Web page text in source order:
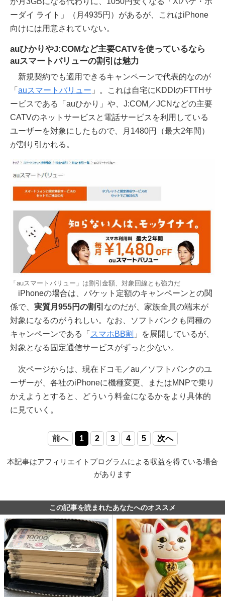
ーダイ ライト」（月4935円）があるが、これはiPhone
向けには用意されていない。
auひかりやJ:COMなど主要CATVを使っているなら
auスマートバリューの割引は魅力
新規契約でも適用できるキャンペーンで代表的なのが
「 auスマートバリュー 」。これは自宅にKDDIのFTTHサ
ービスである「auひかり」や、J:COM／JCNなどの主要
CATVのネットサービスと電話サービスを利用している
ユーザーを対象にしたもので、月1480円（最大2年間）
が割り引かれる。
「auスマートバリュー」は割引金額、対象回線とも強力だ
iPhoneの場合は、パケット定額のキャンペーンとの関
係で、 実質月955円の割引 なのだが、家族全員の端末が
対象になるのがうれしい。なお、ソフトバンクも同種の
キャンペーンである「 スマホBB割 」を展開しているが、
対象となる固定通信サービスがずっと少ない。
次ページからは、現在ドコモ／au／ソフトバンクのユ
ーザーが、各社のiPhoneに機種変更、またはMNPで乗り
かえようとすると、どういう料金になるかをより具体的
に見ていく。
前へ 1 2 3 4 5 次へ
本記事はアフィリエイトプログラムによる収益を得ている場合
があります
この記事を読まれたあなたへのオススメ